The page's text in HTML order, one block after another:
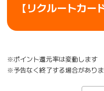
【リクルートカー
※ポイント還元率は変動します
※予告なく終了する場合があり